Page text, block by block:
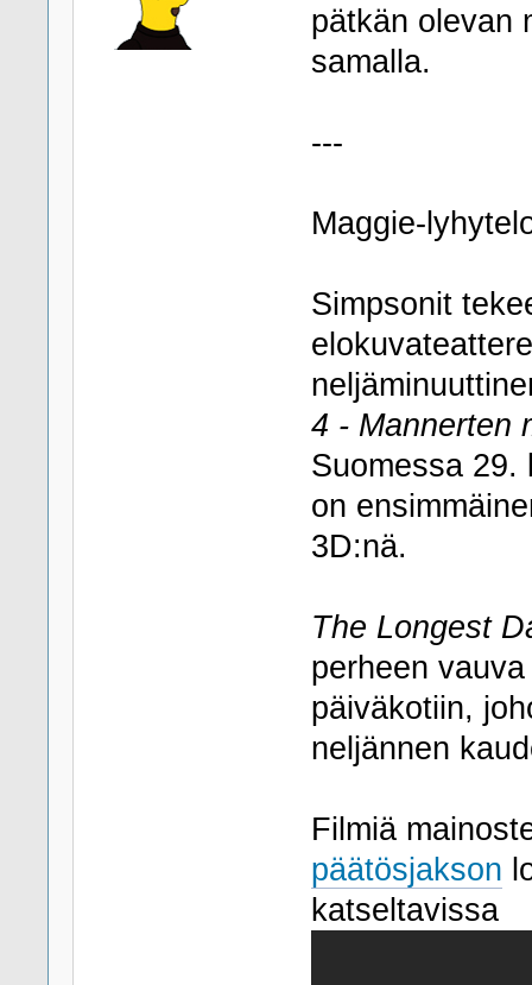
pätkän olevan
samalla.
---
Maggie-
Simpsonit
4 - Mannerten
Suomessa 29.
on
3D:nä.
The Longest
perheen
päiväkotiin,
neljännen
Filmiä
päätösjakson
katseltavissa